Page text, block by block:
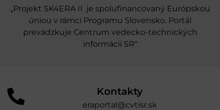
„Projekt SK4ERA II je spolufinancovaný Európskou
úniou v rámci Programu Slovensko. Portál
prevádzkuje Centrum vedecko-technických
informácií SR“
Kontakty
eraportal@cvtisr.sk